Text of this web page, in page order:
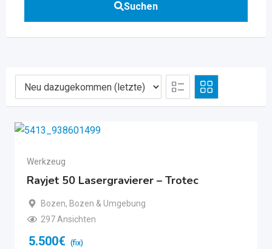
Suchen
Werkzeug
Rayjet 50 Lasergravierer – Trotec
Bozen, Bozen & Umgebung
297 Ansichten
5.500€ (fix)